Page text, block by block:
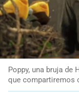
Poppy, una bruja de
que compartiremos